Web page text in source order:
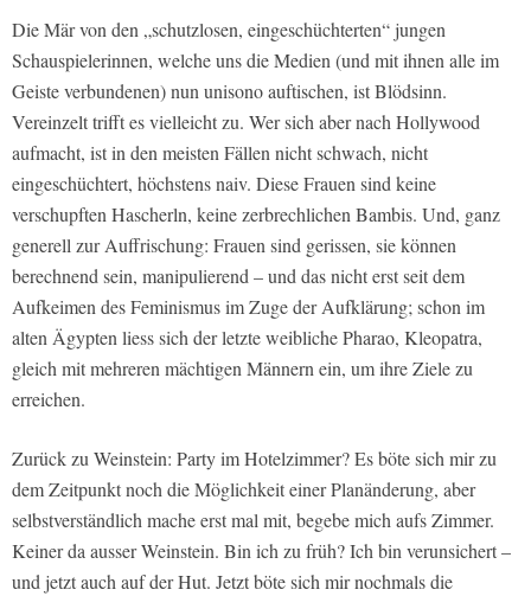
Die Mär von den „schutzlosen, eingeschüchterten“ jungen
Schauspielerinnen, welche uns die Medien (und mit ihnen alle im
Geiste verbundenen) nun unisono auftischen, ist Blödsinn.
Vereinzelt trifft es vielleicht zu. Wer sich aber nach Hollywood
aufmacht, ist in den meisten Fällen nicht schwach, nicht
eingeschüchtert, höchstens naiv. Diese Frauen sind keine
verschupften Hascherln, keine zerbrechlichen Bambis. Und, ganz
generell zur Auffrischung: Frauen sind gerissen, sie können
berechnend sein, manipulierend – und das nicht erst seit dem
Aufkeimen des Feminismus im Zuge der Aufklärung; schon im
alten Ägypten liess sich der letzte weibliche Pharao, Kleopatra,
gleich mit mehreren mächtigen Männern ein, um ihre Ziele zu
erreichen.
Zurück zu Weinstein: Party im Hotelzimmer? Es böte sich mir zu
dem Zeitpunkt noch die Möglichkeit einer Planänderung, aber
selbstverständlich mache erst mal mit, begebe mich aufs Zimmer.
Keiner da ausser Weinstein. Bin ich zu früh? Ich bin verunsichert –
und jetzt auch auf der Hut. Jetzt böte sich mir nochmals die